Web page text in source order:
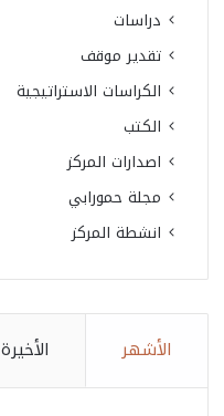
دراسات
تقدير موقف
الكراسات الاستراتيجية
الكتب
اصدارات المركز
مجلة حمورابي
انشطة المركز
الأشهر الأخيرة